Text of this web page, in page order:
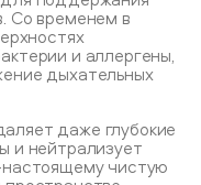
Со временем в
и аллергены,
дыхательных
даже глубокие
и нейтрализует
настоящему чистую